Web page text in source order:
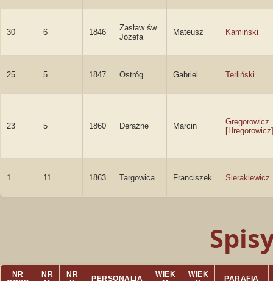
30 6 1846
Zasław św.
Józefa
Mateusz Kamiński
25 5 1847 Ostróg Gabriel Terliński
23 5 1860 Deraźne Marcin
Gregorowicz
[Hregorowicz]
1 11 1863 Targowica Franciszek Sierakiewicz
NR
NR
NR
PERSONALIA
WIEK
WIEK
PARAFIA